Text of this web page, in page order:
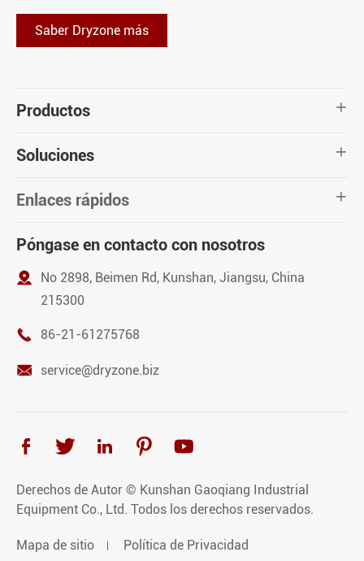
Saber Dryzone más
Productos 
Soluciones 
Enlaces rápidos 
Póngase en contacto con nosotros

No 2898, Beimen Rd, Kunshan, Jiangsu, China
215300
 86-21-61275768
 service@dryzone.biz
    
Derechos de Autor © Kunshan Gaoqiang Industrial
Equipment Co., Ltd. Todos los derechos reservados.
Mapa de sitio Política de Privacidad